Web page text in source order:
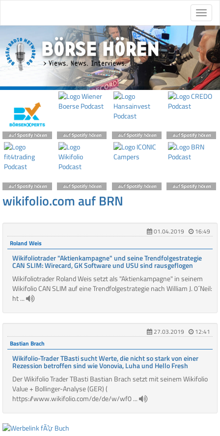
wikifolio.com auf BRN
01.04.2019
16:49
Roland Weis
Wikifoliotrader "Aktienkampagne" und seine Trendfolgestrategie
CAN SLIM: Wirecard, GK Software und USU sind rausgeflogen
Wikifoliotrader Roland Weis setzt als "Aktienkampagne" in seinem
Wikifolio CAN SLIM auf eine Trendfolgestrategie nach William J. 0´Neil:
ht ...
27.03.2019
12:41
Bastian Brach
Wikifolio-Trader TBasti sucht Werte, die nicht so stark von einer
Rezession betroffen sind wie Vonovia, Luha und Hello Fresh
Der Wikifolio Trader TBasti Bastian Brach setzt mit seinem Wikifolio
Value + Bollinger-Analyse (GER) (
https://www.wikifolio.com/de/de/w/wf0 ...